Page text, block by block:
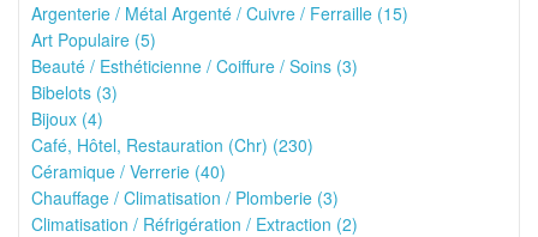
Argenterie / Métal Argenté / Cuivre / Ferraille (15)
Art Populaire (5)
Beauté / Esthéticienne / Coiffure / Soins (3)
Bibelots (3)
Bijoux (4)
Café, Hôtel, Restauration (Chr) (230)
Céramique / Verrerie (40)
Chauffage / Climatisation / Plomberie (3)
Climatisation / Réfrigération / Extraction (2)